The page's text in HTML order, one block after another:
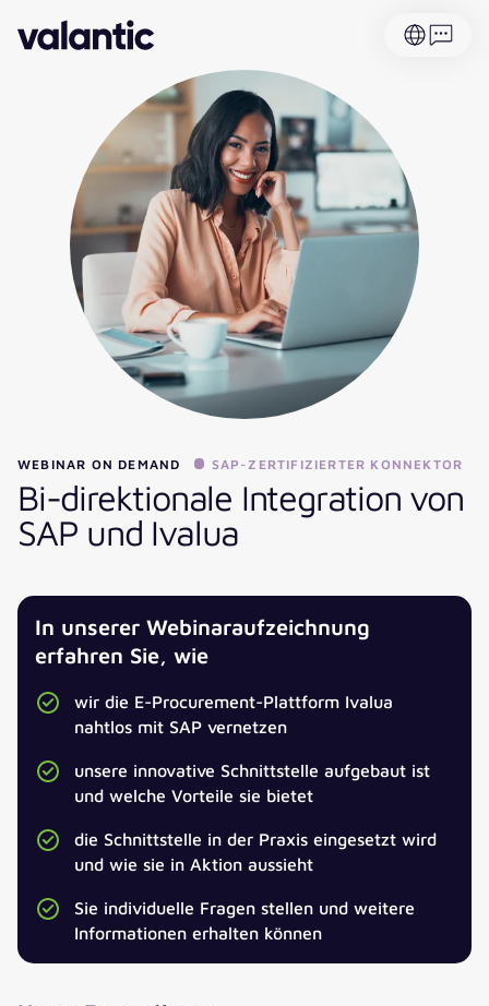
WEBINAR ON DEMAND SAP-ZERTIFIZIERTER KONNEKTOR
Bi-direktionale Integration von
SAP und Ivalua
In unserer Webinaraufzeichnung
erfahren Sie, wie
wir die E-Procurement-Plattform Ivalua
nahtlos mit SAP vernetzen
unsere innovative Schnittstelle aufgebaut ist
und welche Vorteile sie bietet
die Schnittstelle in der Praxis eingesetzt wird
und wie sie in Aktion aussieht
Sie individuelle Fragen stellen und weitere
Informationen erhalten können